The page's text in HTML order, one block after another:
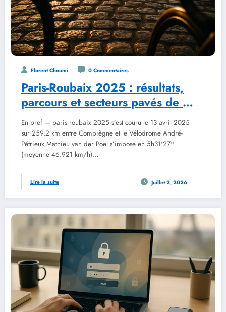
Florent Choumi 0 Commentaires
Paris-Roubaix 2025 : résultats,
parcours et secteurs pavés de la
122e édition
En bref — paris roubaix 2025 s’est couru le 13 avril 2025
sur 259.2 km entre Compiègne et le Vélodrome André-
Pétrieux.Mathieu van der Poel s’impose en 5h31'27''
(moyenne 46.921 km/h)…
Lire la suite Juillet 2, 2026